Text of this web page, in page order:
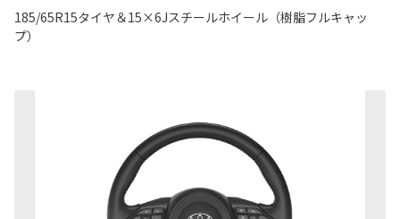
185/65R15タイヤ＆15×6Jスチールホイール（樹脂フルキャッ
プ）